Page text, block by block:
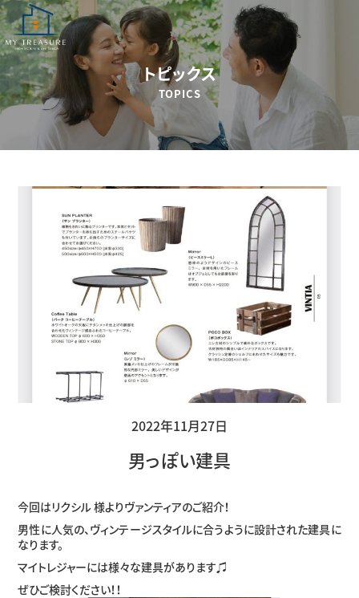
トピックス
TOPICS
2022年11月27日
男っぽい建具
今回はリクシル 様よりヴァンティアのご紹介！
男性に人気の、ヴィンテージスタイルに合うように設計された建具に
なります。
マイトレジャーには様々な建具があります♫
ぜひご検討ください！！